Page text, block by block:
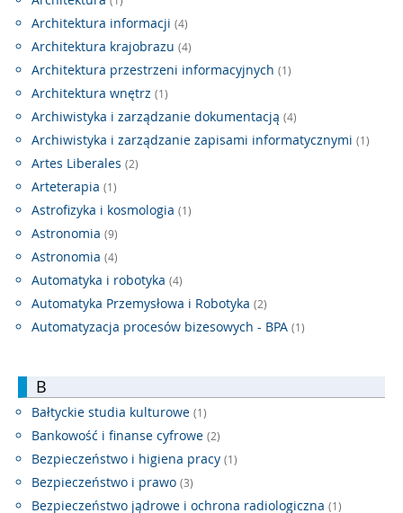
Architektura informacji (4)
Architektura krajobrazu (4)
Architektura przestrzeni informacyjnych (1)
Architektura wnętrz (1)
Archiwistyka i zarządzanie dokumentacją (4)
Archiwistyka i zarządzanie zapisami informatycznymi (1)
Artes Liberales (2)
Arteterapia (1)
Astrofizyka i kosmologia (1)
Astronomia (9)
Astronomia (4)
Automatyka i robotyka (4)
Automatyka Przemysłowa i Robotyka (2)
Automatyzacja procesów bizesowych - BPA (1)
B
Bałtyckie studia kulturowe (1)
Bankowość i finanse cyfrowe (2)
Bezpieczeństwo i higiena pracy (1)
Bezpieczeństwo i prawo (3)
Bezpieczeństwo jądrowe i ochrona radiologiczna (1)